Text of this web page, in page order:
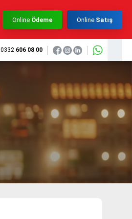
×
+90 (332) 606 08 00
info@samurtek.com.tr
Online Ödeme Online Satış
0332 606 08 00